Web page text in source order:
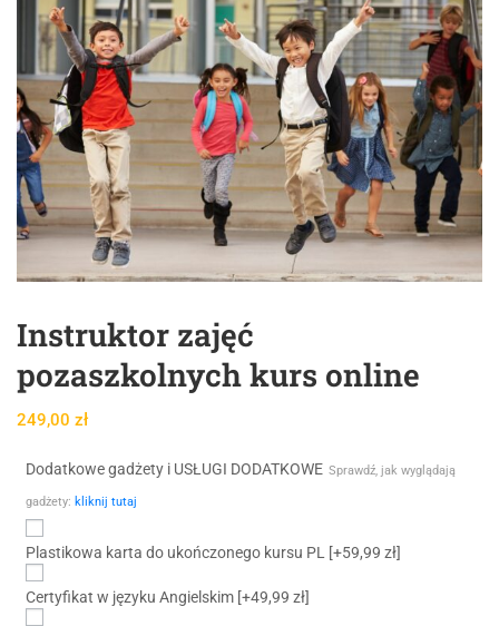
Instruktor zajęć
pozaszkolnych kurs online
249,00 zł
Dodatkowe gadżety i USŁUGI DODATKOWE Sprawdź, jak wyglądają
gadżety: kliknij tutaj
Plastikowa karta do ukończonego kursu PL [+59,99 zł]
Certyfikat w języku Angielskim [+49,99 zł]